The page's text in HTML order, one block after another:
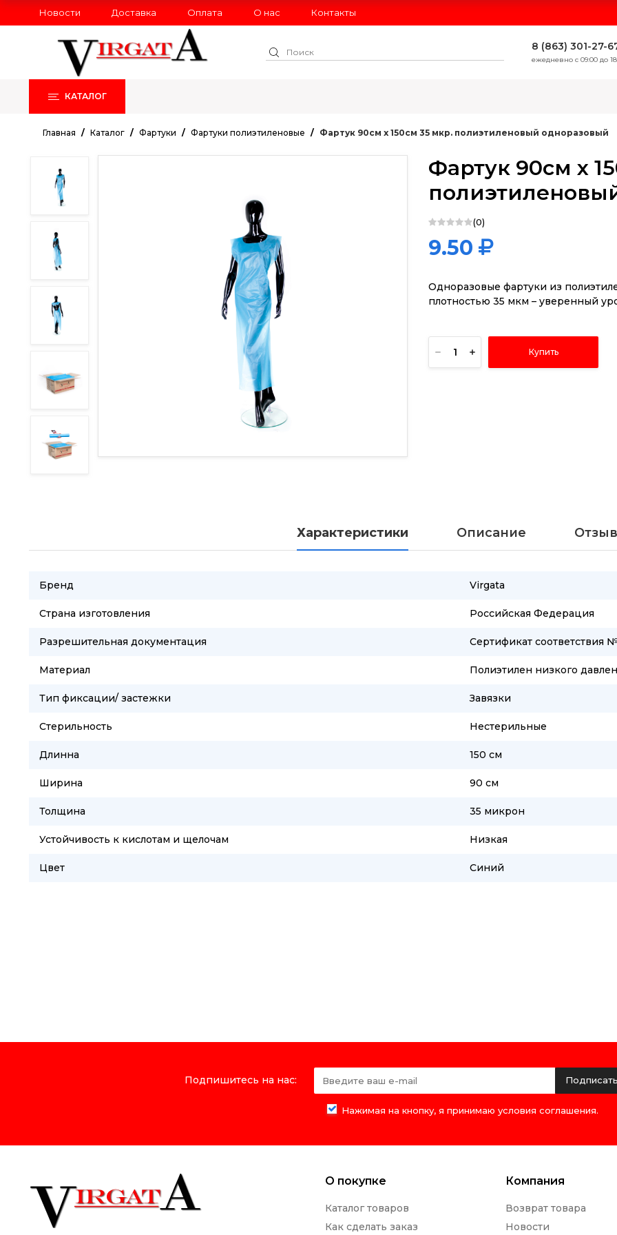
Новости Доставка Оплата О нас Контакты
8 (863) 301-27-
ежедневно с 09:00 до
КАТАЛОГ
Главная Каталог Фартуки Фартуки полиэтиленовые Фартук 90см х 150см 35 мкр. полиэтиленовый одноразовый
Фартук 90см х
(0)
9.50
Одноразовые фартуки из
плотностью 35 мкм – уверенный
Купить
Характеристики Описание
Бренд Virgata
Страна изготовления Российская Федерация
Разрешительная документация Сертификат соответствия
Материал Полиэтилен низкого
Тип фиксации/ застежки Завязки
Стерильность Нестерильные
Длинна 150 см
Ширина 90 см
Толщина 35 микрон
Устойчивость к кислотам и щелочам Низкая
Цвет Синий
Подпишитесь на нас:
Нажимая на кнопку, я принимаю условия соглашения.
О покупке
Каталог товаров
Как сделать заказ
Компания
Возврат товара
Новости